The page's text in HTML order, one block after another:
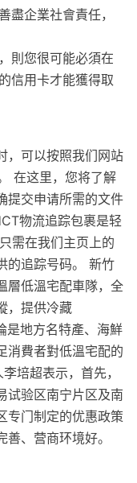
盡企業社會責任，
則您很可能必須在
信用卡才能獲得取
，可以按照我们网站
在这里，您将了解
提交申请所需的文件
物流追踪包裹是轻
需在我们主页上的
的追踪号码。 新竹
層低溫宅配車隊，全
，提供冷藏
地方名特產、海鮮
消費者對低溫宅配的
培超表示，首先，
试验区南宁片区及南
专门制定的优惠政策
、营商环境好。